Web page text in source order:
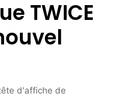
TWICE
d'affiche de